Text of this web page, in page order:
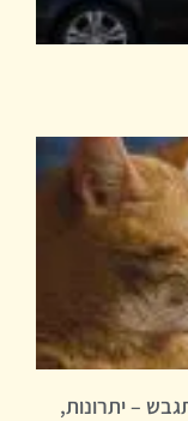
– יתרונות,